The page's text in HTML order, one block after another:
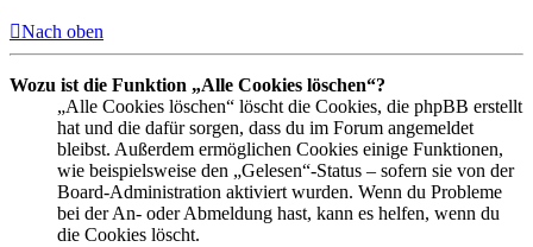
Nach oben
Wozu ist die Funktion „Alle Cookies löschen“?
„Alle Cookies löschen“ löscht die Cookies, die phpBB erstellt
hat und die dafür sorgen, dass du im Forum angemeldet
bleibst. Außerdem ermöglichen Cookies einige Funktionen,
wie beispielsweise den „Gelesen“-Status – sofern sie von der
Board-Administration aktiviert wurden. Wenn du Probleme
bei der An- oder Abmeldung hast, kann es helfen, wenn du
die Cookies löscht.